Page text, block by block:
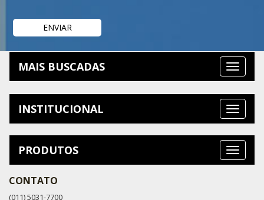
MAIS BUSCADAS
INSTITUCIONAL
PRODUTOS
CONTATO
(011) 5031-7700